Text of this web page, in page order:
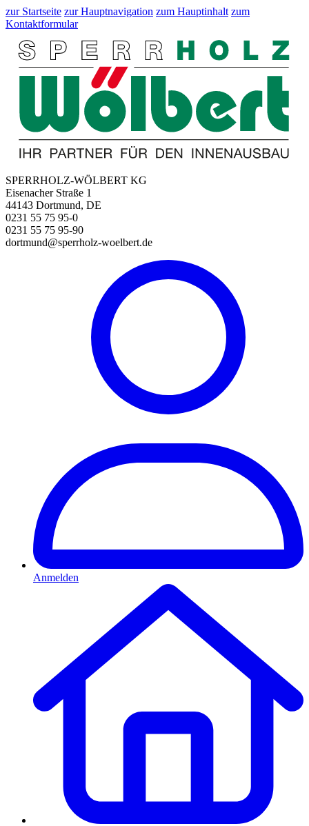
zur Startseite zur Hauptnavigation zum Hauptinhalt zum
Kontaktformular
SPERRHOLZ-WÖLBERT KG
Eisenacher Straße 1
44143 Dortmund, DE
0231 55 75 95-0
0231 55 75 95-90
dortmund@sperrholz-woelbert.de
Anmelden